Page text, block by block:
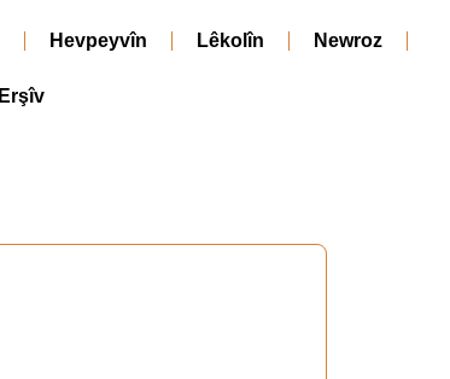
Hevpeyvîn Lêkolîn Newroz
Erşîv